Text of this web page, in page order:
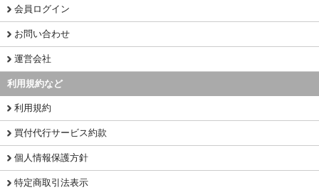
会員ログイン
お問い合わせ
運営会社
利用規約など
利用規約
買付代行サービス約款
個人情報保護方針
特定商取引法表示